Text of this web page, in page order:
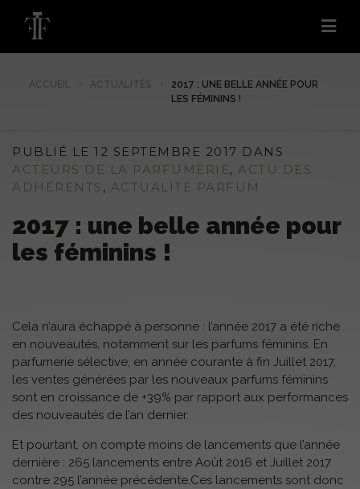
ACCUEIL ACTUALITÉS
2017 : UNE BELLE ANNÉE POUR
LES FÉMININS !
PUBLIÉ LE 12 SEPTEMBRE 2017 DANS
ACTEURS DE LA PARFUMERIE, ACTU DES
ADHÉRENTS , ACTUALITE PARFUM
2017 : une belle année pour
les féminins !
Cela n’aura échappé à personne : l’année 2017 a été riche
en nouveautés, notamment sur les parfums féminins. En
parfumerie sélective, en année courante à fin Juillet 2017,
les ventes générées par les nouveaux parfums féminins
sont en croissance de +39% par rapport aux performances
des nouveautés de l’an dernier.
Et pourtant, on compte moins de lancements que l’année
dernière : 265 lancements entre Août 2016 et Juillet 2017
contre 295 l’année précédente.Ces lancements sont donc